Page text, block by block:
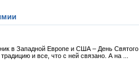
в Западной Европе и США – День Святого
и все, что с ней связано. А на ...